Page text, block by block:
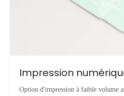
Impression
Option d'impression à faible volume